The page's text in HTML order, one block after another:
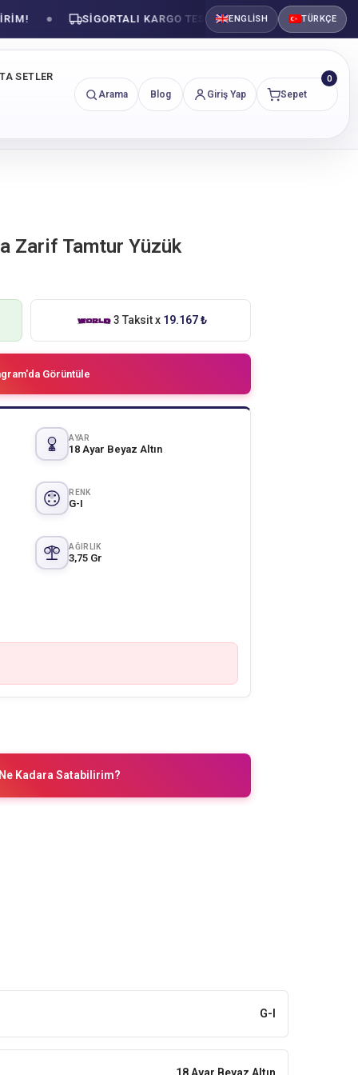
ENGLISH TÜRKÇE
SIGORTALI KARGO TESLIMATI GÜVENLI
SETLER
Arama Blog Giriş Yap Sepet
0
Zarif Tamtur Yüzük
3 Taksit x 19.167 ₺
Görüntüle
AYAR
18 Ayar Beyaz Altın
RENK
G-I
AĞIRLIK
3,75 Gr
Kadara Satabilirim?
G-I